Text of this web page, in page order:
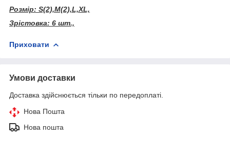
Розмір: S(2),M(2),L,XL,
Зрістовка: 6 шт.,
Приховати
Умови доставки
Доставка здійснюється тільки по передоплаті.
Нова Пошта
Нова пошта